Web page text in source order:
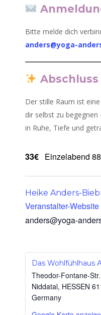
Bitte melde dich
anders@yoga-
Abschluss
Der stille Raum ist
dir selbst zu begegnen
in Ruhe, Tiefe und
33€ Einzelabend
Heike Anders-
Veranstalter-
anders@yoga-
Das Wohlfühlhaus
Theodor-Fontane-
Niddatal, HESSEN
Germany